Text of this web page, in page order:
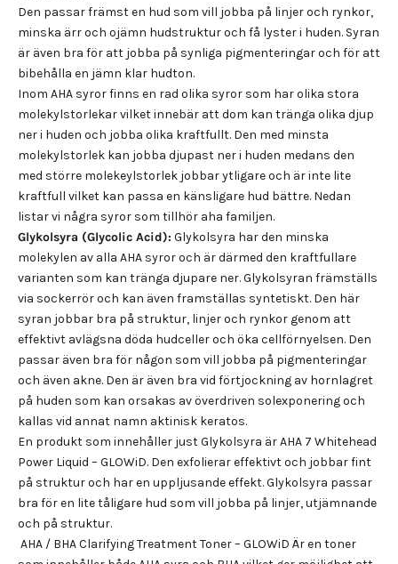
Den passar främst en hud som vill jobba på linjer och rynkor,
minska ärr och ojämn hudstruktur och få lyster i huden. Syran
är även bra för att jobba på synliga pigmenteringar och för att
bibehålla en jämn klar hudton.
Inom AHA syror finns en rad olika syror som har olika stora
molekylstorlekar vilket innebär att dom kan tränga olika djup
ner i huden och jobba olika kraftfullt. Den med minsta
molekylstorlek kan jobba djupast ner i huden medans den
med större molekeylstorlek jobbar ytligare och är inte lite
kraftfull vilket kan passa en känsligare hud bättre. Nedan
listar vi några syror som tillhör aha familjen.
Glykolsyra (Glycolic Acid): Glykolsyra har den minska
molekylen av alla AHA syror och är därmed den kraftfullare
varianten som kan tränga djupare ner. Glykolsyran främställs
via sockerrör och kan även framställas syntetiskt. Den här
syran jobbar bra på struktur, linjer och rynkor genom att
effektivt avlägsna döda hudceller och öka cellförnyelsen. Den
passar även bra för någon som vill jobba på pigmenteringar
och även akne. Den är även bra vid förtjockning av hornlagret
på huden som kan orsakas av överdriven solexponering och
kallas vid annat namn aktinisk keratos.
En produkt som innehåller just Glykolsyra ärAHA 7 Whitehead
Power Liquid – GLOWiD. Den exfolierar effektivt och jobbar fint
på struktur och har en uppljusande effekt. Glykolsyra passar
bra för en lite tåligare hud som vill jobba på linjer, utjämnande
och på struktur.
AHA / BHA Clarifying Treatment Toner – GLOWiD Är en toner